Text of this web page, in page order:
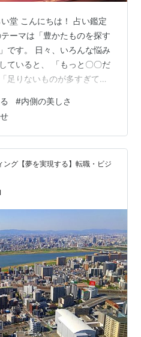
堂 こんにちは！ 占い鑑定
ーマは「豊かたものを探す
です。 日々、いろんな悩み
ていると、 「もっと〇〇だ
足りないものが多すぎて、
「足りない」のではな
るから見えてしまうものかも
にあるもの？ 私たちは、何
い」と思いがちです。お金
評価…。 もちろん、それら
生…
#内側の美しさ
ング【夢を実現する】転職・ビジ